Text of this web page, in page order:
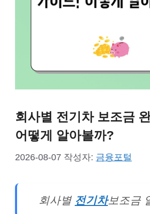
회사별 전기차 보조금
어떻게 알아볼까?
2026-08-07 작성자: 금융포털
회사별 전기차보조금